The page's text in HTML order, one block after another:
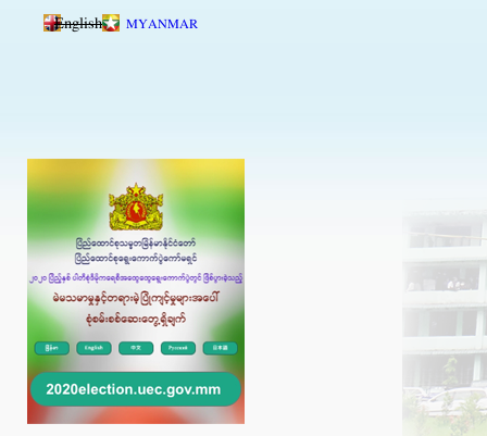
Skip to main content
English MYANMAR